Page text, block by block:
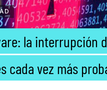
la interrupción
cada vez más